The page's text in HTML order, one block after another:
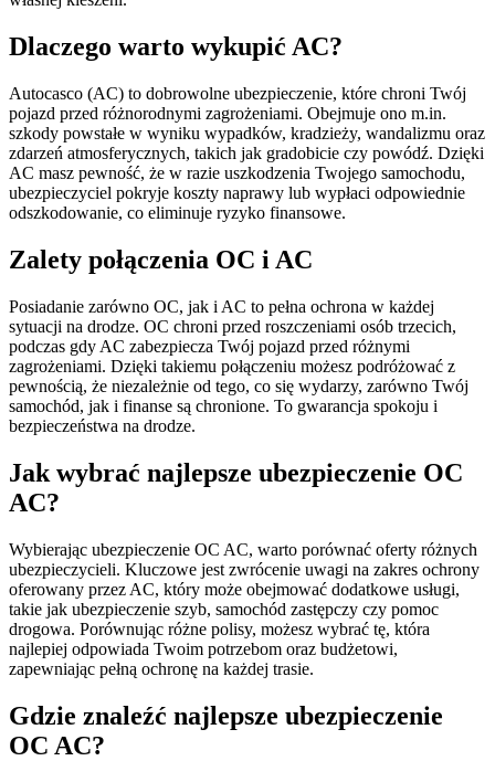
Dlaczego warto wykupić AC?
Autocasco (AC) to dobrowolne ubezpieczenie, które chroni Twój
pojazd przed różnorodnymi zagrożeniami. Obejmuje ono m.in.
szkody powstałe w wyniku wypadków, kradzieży, wandalizmu oraz
zdarzeń atmosferycznych, takich jak gradobicie czy powódź. Dzięki
AC masz pewność, że w razie uszkodzenia Twojego samochodu,
ubezpieczyciel pokryje koszty naprawy lub wypłaci odpowiednie
odszkodowanie, co eliminuje ryzyko finansowe.
Zalety połączenia OC i AC
Posiadanie zarówno OC, jak i AC to pełna ochrona w każdej
sytuacji na drodze. OC chroni przed roszczeniami osób trzecich,
podczas gdy AC zabezpiecza Twój pojazd przed różnymi
zagrożeniami. Dzięki takiemu połączeniu możesz podróżować z
pewnością, że niezależnie od tego, co się wydarzy, zarówno Twój
samochód, jak i finanse są chronione. To gwarancja spokoju i
bezpieczeństwa na drodze.
Jak wybrać najlepsze ubezpieczenie OC
AC?
Wybierając ubezpieczenie OC AC, warto porównać oferty różnych
ubezpieczycieli. Kluczowe jest zwrócenie uwagi na zakres ochrony
oferowany przez AC, który może obejmować dodatkowe usługi,
takie jak ubezpieczenie szyb, samochód zastępczy czy pomoc
drogowa. Porównując różne polisy, możesz wybrać tę, która
najlepiej odpowiada Twoim potrzebom oraz budżetowi,
zapewniając pełną ochronę na każdej trasie.
Gdzie znaleźć najlepsze ubezpieczenie
OC AC?